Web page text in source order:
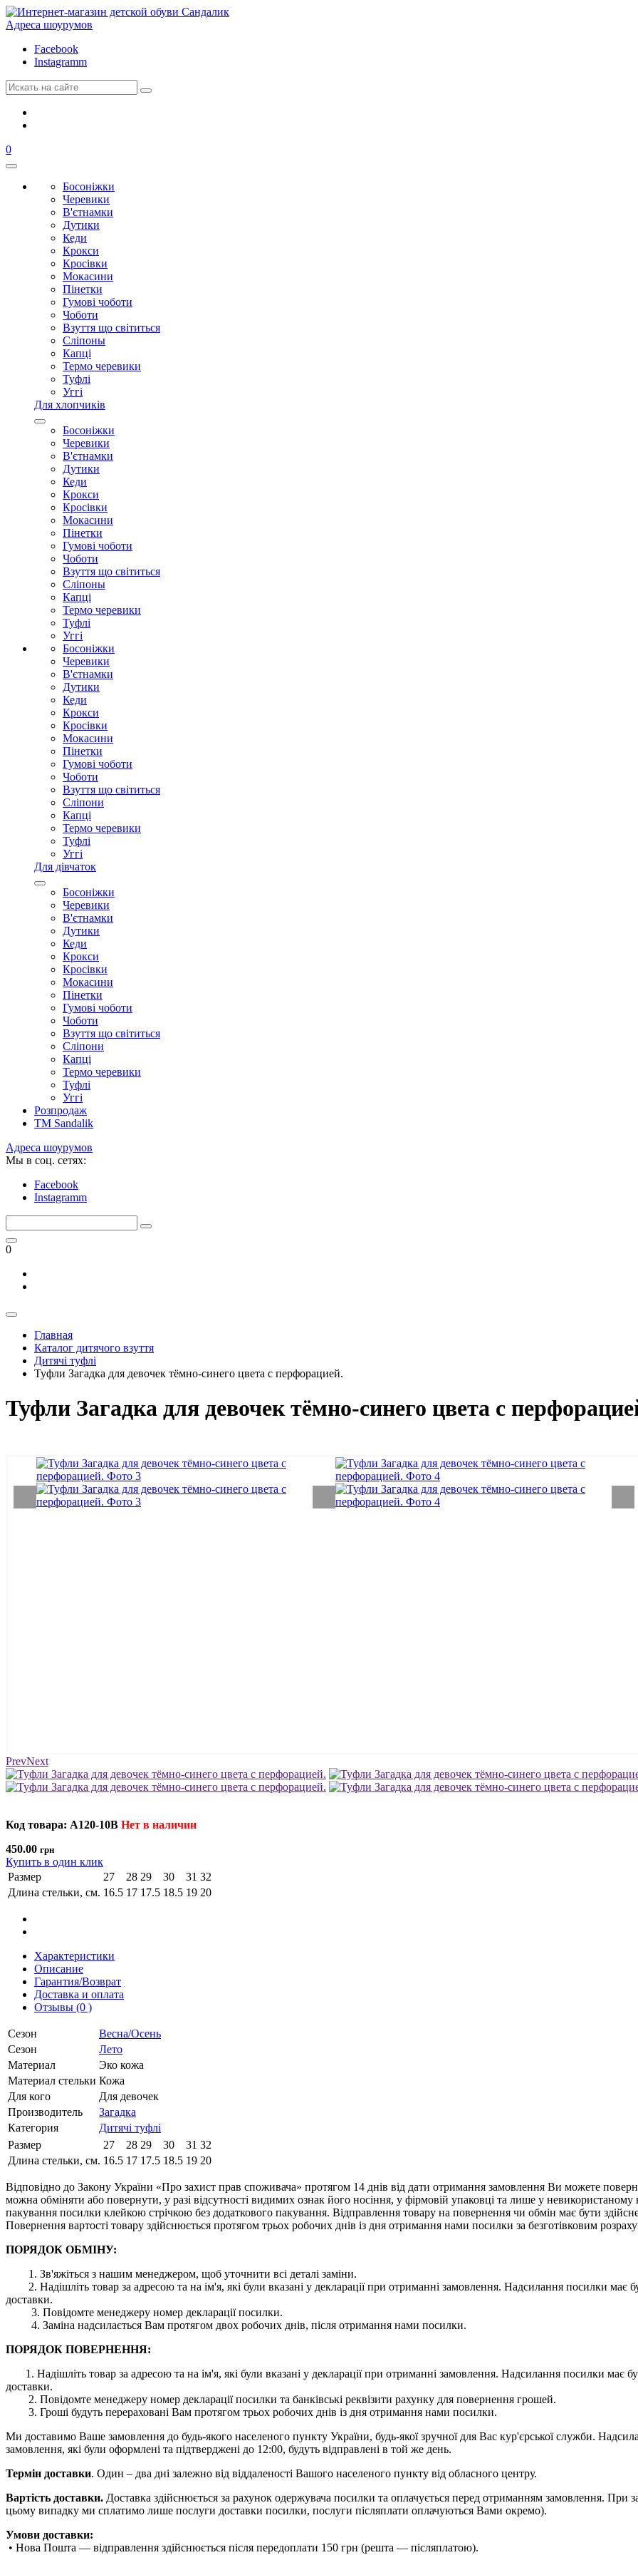
Адреса шоурумов
Facebook
Instagramm
0
Босоніжки
Черевики
В'єтнамки
Дутики
Кеди
Крокси
Кросівки
Мокасини
Пінетки
Гумові чоботи
Чоботи
Взуття що світиться
Сліпоны
Капці
Термо черевики
Туфлі
Уггі
Для хлопчиків
Босоніжки
Черевики
В'єтнамки
Дутики
Кеди
Крокси
Кросівки
Мокасини
Пінетки
Гумові чоботи
Чоботи
Взуття що світиться
Сліпоны
Капці
Термо черевики
Туфлі
Уггі
Босоніжки
Черевики
В'єтнамки
Дутики
Кеди
Крокси
Кросівки
Мокасини
Пінетки
Гумові чоботи
Чоботи
Взуття що світиться
Сліпони
Капці
Термо черевики
Туфлі
Уггі
Для дівчаток
Босоніжки
Черевики
В'єтнамки
Дутики
Кеди
Крокси
Кросівки
Мокасини
Пінетки
Гумові чоботи
Чоботи
Взуття що світиться
Сліпони
Капці
Термо черевики
Туфлі
Уггі
Розпродаж
TM Sandalik
Адреса шоурумов
Мы в соц. сетях:
Facebook
Instagramm
0
Главная
Каталог дитячого взуття
Дитячі туфлі
Туфли Загадка для девочек тёмно-синего цвета с перфорацией.
Туфли Загадка для девочек тёмно-синего цвета с
PrevNext
Код товара: A120-10B Нет в наличии
450.00 грн
Купить в один клик
Размер
27 28 29 30 31 32
Длина стельки, см. 16.5 17 17.5 18.5 19 20
Характеристики
Описание
Гарантия/Возврат
Доставка и оплата
Отзывы (0 )
Сезон
Весна/Осень
Сезон
Лето
Материал
Эко кожа
Материал стельки Кожа
Для кого
Для девочек
Производитель
Загадка
Категория
Дитячі туфлі
Размер
27 28 29 30 31 32
Длина стельки, см. 16.5 17 17.5 18.5 19 20
Відповідно до Закону України «Про захист прав споживача» протягом 14 днів від дати отримання замовлення Ви можете
можна обміняти або повернути, у разі відсутності видимих ​​ознак його носіння, у фірмовій упаковці та лише у
пакування посилки клейкою стрічкою без додаткового пакування. Відправлення товару на повернення чи обмін має бути
Повернення вартості товару здійснюється протягом трьох робочих днів із дня отримання нами посилки за безготівковим
ПОРЯДОК ОБМІНУ:
1. Зв'яжіться з нашим менеджером, щоб уточнити всі деталі заміни.
2. Надішліть товар за адресою та на ім'я, які були вказані у декларації при отриманні замовлення. Надсилання посилки
доставки.
3. Повідомте менеджеру номер декларації посилки.
4. Заміна надсилається Вам протягом двох робочих днів, після отримання нами посилки.
ПОРЯДОК ПОВЕРНЕННЯ:
1. Надішліть товар за адресою та на ім'я, які були вказані у декларації при отриманні замовлення. Надсилання посилки
доставки.
2. Повідомте менеджеру номер декларації посилки та банківські реквізити рахунку для повернення грошей.
3. Гроші будуть перераховані Вам протягом трьох робочих днів із дня отримання нами посилки.
Ми доставимо Ваше замовлення до будь-якого населеного пункту України, будь-якої зручної для Вас кур'єрської служби.
замовлення, які були оформлені та підтверджені до 12:00, будуть відправлені в той же день.
Термін доставки. Один – два дні залежно від віддаленості Вашого населеного пункту від обласного центру.
Вартість доставки. Доставка здійснюється за рахунок одержувача посилки та оплачується перед отриманням замовлення. При
цьому випадку ми сплатимо лише послуги доставки посилки, послуги післяплати оплачуються Вами окремо).
Умови доставки:
• Нова Пошта — відправлення здійснюється після передоплати 150 грн (решта — післяплатою).